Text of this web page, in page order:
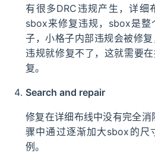
有很多DRC违规产生，详细
sbox来修复违规，sbox是整
子，小格子内部违规会被修
违规就修复不了，这就需要
复。
Search and repair
修复在详细布线中没有完全
骤中通过逐渐加大sbox的尺
例。